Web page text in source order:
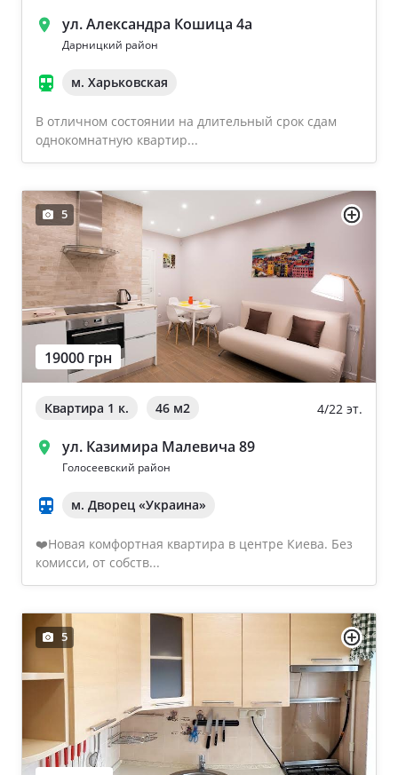
ул. Александра Кошица 4а
Дарницкий район
м. Харьковская
В отличном состоянии на длительный срок сдам
однокомнатную квартир...
5
19000 грн
Квартира 1 к. 46 м2 4/22 эт.
ул. Казимира Малевича 89
Голосеевский район
м. Дворец «Украина»
❤️Новая комфортная квартира в центре Киева. Без
комисси, от собств...
5